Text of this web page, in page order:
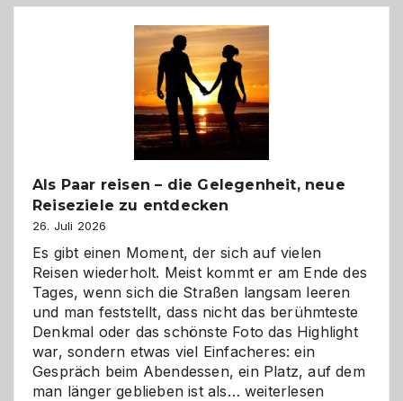
Als Paar reisen – die Gelegenheit, neue
Reiseziele zu entdecken
26. Juli 2026
Es gibt einen Moment, der sich auf vielen
Reisen wiederholt. Meist kommt er am Ende des
Tages, wenn sich die Straßen langsam leeren
und man feststellt, dass nicht das berühmteste
Denkmal oder das schönste Foto das Highlight
war, sondern etwas viel Einfacheres: ein
Gespräch beim Abendessen, ein Platz, auf dem
man länger geblieben ist als… Als
weiterlesen